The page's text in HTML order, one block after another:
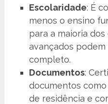
Escolaridade: É
menos o ensino
para a maioria dos
avançados
completo.
Documentos:
documentos como
de residência e